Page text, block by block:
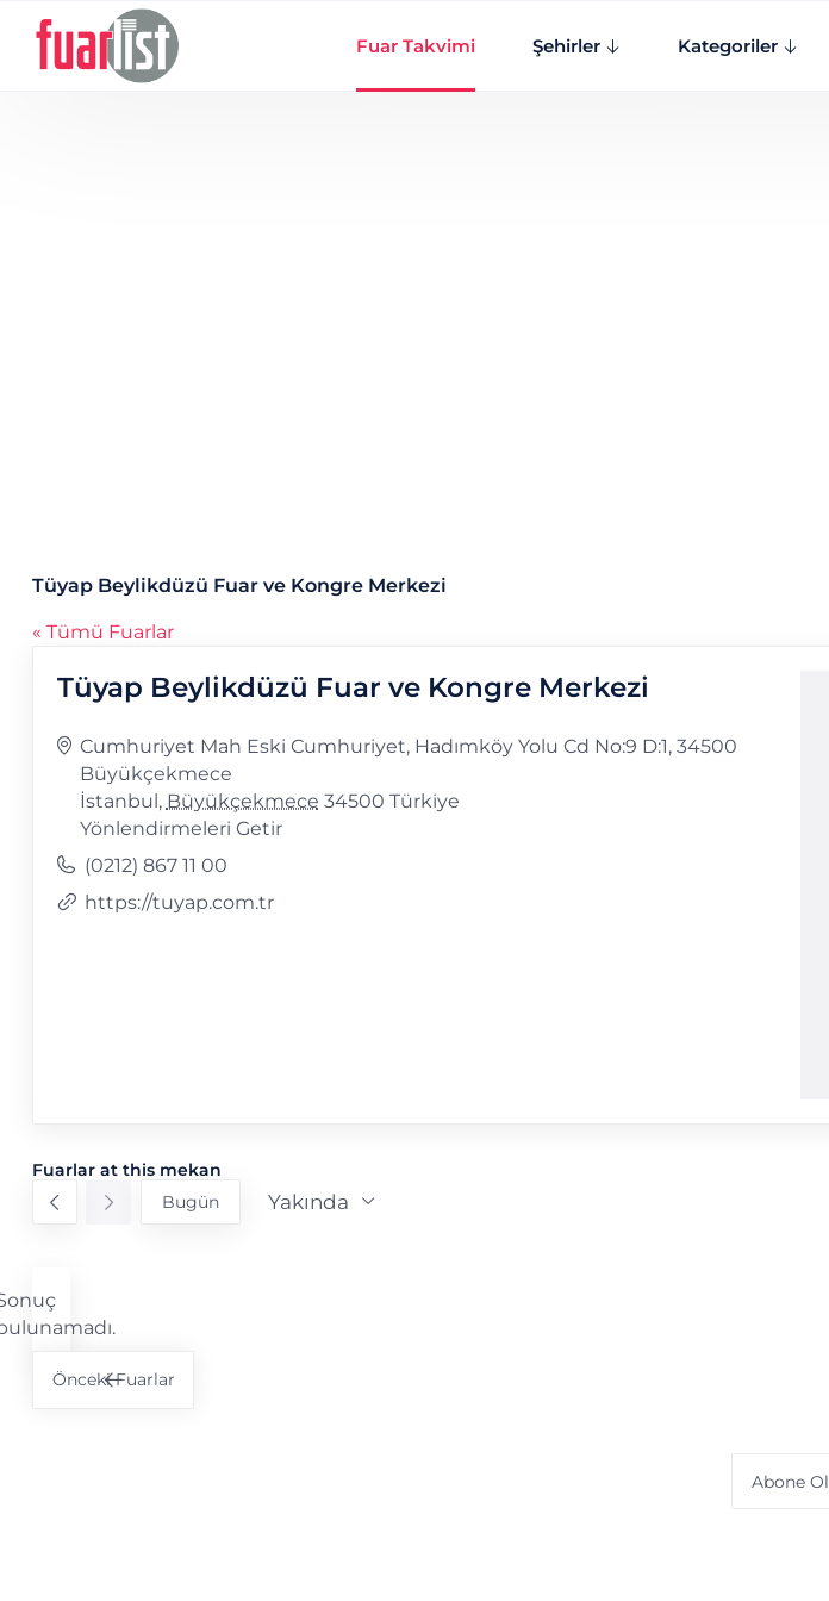
Skip to main content
Fuar Takvimi
Şehirler Kategoriler
Tüyap Beylikdüzü Fuar ve Kongre Merkezi
« Tümü Fuarlar
Tüyap Beylikdüzü Fuar ve Kongre Merkezi
Adres
Cumhuriyet Mah Eski Cumhuriyet, Hadımköy Yolu Cd No:9 D:1, 34500
Büyükçekmece
İstanbul, Büyükçekmece 34500 Türkiye
Yönlendirmeleri Getir
Telefon
(0212) 867 11 00
Webhttps://tuyap.com.tr
Fuarlar at this mekan
Notice
Bugün Yakında
ÖncekiFuarlar
Abone Ol